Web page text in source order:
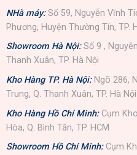
NHà máy: Số 59, Nguyễn Vĩnh
Phương, Huyện Thường Tín, TP.
Showroom Hà Nội: Số 9 ,
Thanh Xuân, TP. Hà Nội
Kho Hàng TP. Hà Nội: Ngõ 286,
Trung, Q. Thanh Xuân, TP. Hà Nội
Kho Hàng Hồ Chí Minh: Cụm
Hòa, Q. Bình Tân, TP. HCM
Showroom Hồ Chí Minh: Cụm